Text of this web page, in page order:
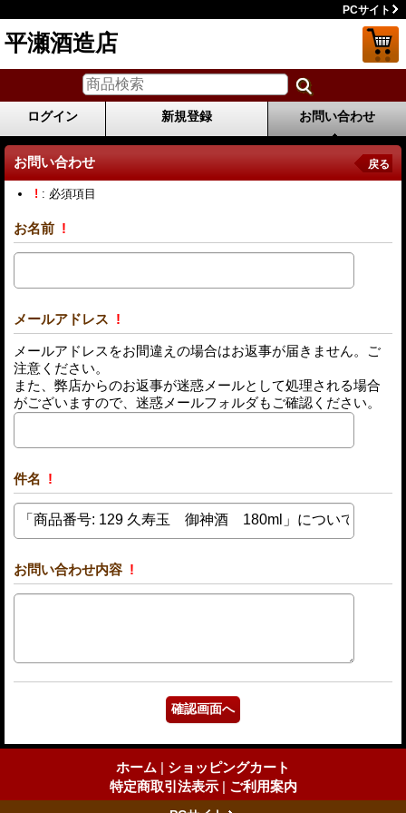
PCサイト
平瀬酒造店
ログイン 新規登録 お問い合わせ
お問い合わせ 戻る
! : 必須項目
お名前 !
メールアドレス !
メールアドレスをお間違えの場合はお返事が届きません。ご
注意ください。
また、弊店からのお返事が迷惑メールとして処理される場合
がございますので、迷惑メールフォルダもご確認ください。
件名 !
お問い合わせ内容 !
ホーム | ショッピングカート
特定商取引法表示 | ご利用案内